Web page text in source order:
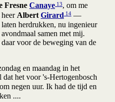
Fresne Canaye 13, om me
Albert Girard 14 —
laten herdrukken, nu ingenieur
samen met mij.
voor de beweging van de
en maandag in het
het voor 's-Hertogenbosch
negen uur. Ik had de tijd en
....